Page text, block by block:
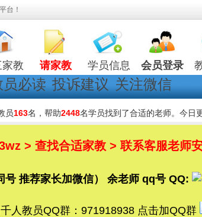
台！
家教 请家教 学员信息 会员登录
员必读 投诉建议 关注微信
员163名，帮助2448名学员找到了合适的老师。今日
> 查找合适家教 > 联系客服老师
号 推荐家长加微信） 余老师 qq号 QQ:
人教员QQ群：971918938 点击加QQ群